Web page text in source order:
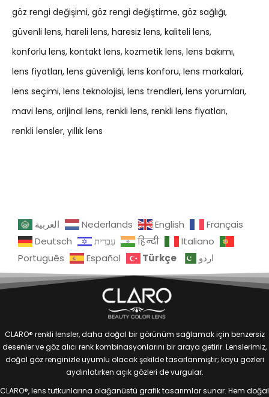
göz rengi değişimi göz rengi değiştirme göz sağlığı
güvenli lens hareli lens haresiz lens kaliteli lens
konforlu lens kontakt lens kozmetik lens lens bakımı
lens fiyatları lens güvenliği lens konforu lens markalari
lens seçimi lens teknolojisi lens trendleri lens yorumları
mavi lens orijinal lens renkli lens renkli lens fiyatları
renkli lensler yıllık lens
العربية Nederlands English
Français
Deutsch
עִבְרִית हिन्दी
Italiano
Português
Español Türkçe اردو
CLARO® renkli lensler, daha doğal bir görünüm sağlamak için benzersiz
desenler ve göz alıcı renk kombinasyonlarını bir araya getirir. Lenslerimiz,
doğal göz renginizle uyumlu olacak şekilde tasarlanmıştır; koyu gözleri
aydınlatırken açık gözleri de vurgular.
CLARO®, lens tutkunlarına olağanüstü grafik tasarımlar sunar. Hem doğal